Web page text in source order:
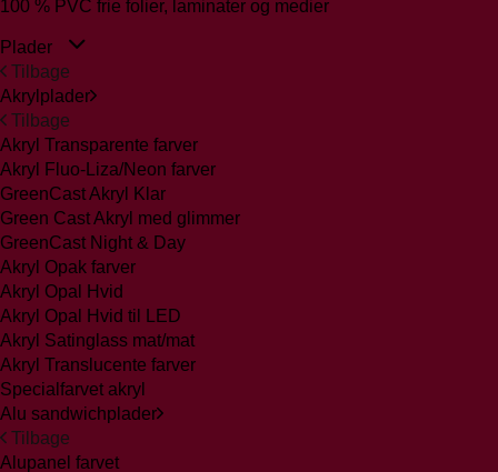
100 % PVC frie folier, laminater og medier
Plader
Tilbage
Akrylplader
Tilbage
Akryl Transparente farver
Akryl Fluo-Liza/Neon farver
GreenCast Akryl Klar
Green Cast Akryl med glimmer
GreenCast Night & Day
Akryl Opak farver
Akryl Opal Hvid
Akryl Opal Hvid til LED
Akryl Satinglass mat/mat
Akryl Translucente farver
Specialfarvet akryl
Alu sandwichplader
Tilbage
Alupanel farvet